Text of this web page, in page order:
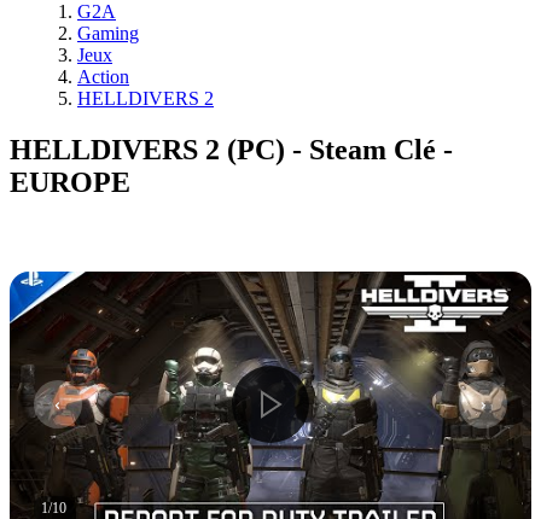
G2A
Gaming
Jeux
Action
HELLDIVERS 2
HELLDIVERS 2 (PC) - Steam Clé -
EUROPE
1/10